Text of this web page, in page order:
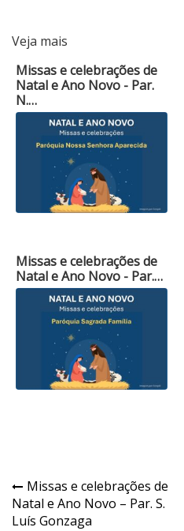
Veja mais
Missas e celebrações de
Natal e Ano Novo - Par.
N.…
Missas e celebrações de
Natal e Ano Novo - Par.…
Navegação
de
Missas e celebrações de
Natal e Ano Novo – Par. S.
Luís Gonzaga